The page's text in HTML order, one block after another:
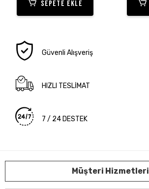
SEPETE EKLE
Güvenli Alışveriş
HIZLI TESLİMAT
7 / 24 DESTEK
Müşteri Hizmetleri